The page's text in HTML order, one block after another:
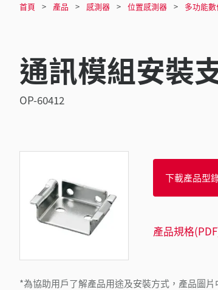
首頁 產品 感測器 位置感測器 多功能
通訊模組安裝
OP-60412
*為協助用戶了解產品用途及安裝方式，產品圖片
下載產品型
產品規格